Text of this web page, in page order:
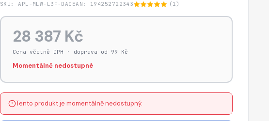
SKU: APL-MLW-L3F-DA0 EAN: 194252722343 (1)
28 387 Kč
Cena včetně DPH · doprava od 99 Kč
Momentálně nedostupné
Tento produkt je momentálně nedostupný.